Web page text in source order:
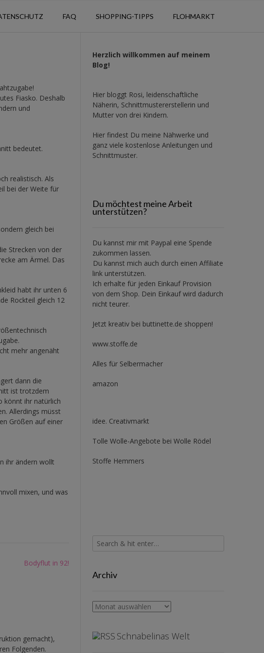
FAQ SHOPPING-TIPPS FLOHMARKT
Fiasko. Deshalb
und
bedeutet.
realistisch. Als
bei der Weite für
gleich bei
Strecken von der
am Ärmel. Das
habt ihr unten 6
Rockteil gleich 12
mehr angenäht
dann die
ist trotzdem
könnt ihr natürlich
Allerdings müsst
Größen auf einer
ihr ändern wollt
mixen, und was
Bodyflut in 92!
gemacht),
Folgenden.
Herzlich willkommen auf meinem
Blog!
Hier bloggt Rosi, leidenschaftliche
Näherin, Schnittmustererstellerin und
Mutter von drei Kindern.
Hier findest Du meine Nähwerke und
ganz viele kostenlose Anleitungen und
Schnittmuster.
Du möchtest meine Arbeit
unterstützen?
Du kannst mir mit Paypal eine Spende
zukommen lassen.
Du kannst mich auch durch einen Affiliate
link unterstützen.
Ich erhalte für jeden Einkauf Provision
von dem Shop. Dein Einkauf wird dadurch
nicht teurer.
Jetzt kreativ bei buttinette.de shoppen!
www.stoffe.de
Alles für Selbermacher
amazon
idee. Creativmarkt
Tolle Wolle-Angebote bei Wolle Rödel
Stoffe Hemmers
Archiv
Archiv
Schnabelinas Welt